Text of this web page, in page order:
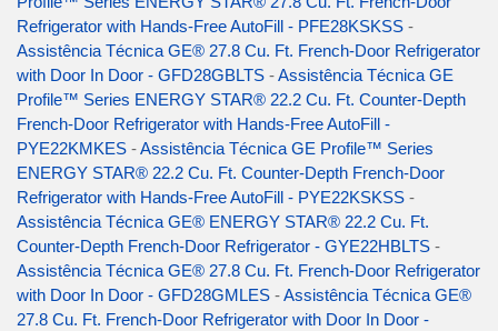
Refrigerator with Hands-Free AutoFill - PFE28KSKSS -
Assistência Técnica GE® 27.8 Cu. Ft. French-Door Refrigerator
with Door In Door - GFD28GBLTS -Assistência Técnica GE
Profile™ Series ENERGY STAR® 22.2 Cu. Ft. Counter-Depth
French-Door Refrigerator with Hands-Free AutoFill -
PYE22KMKES -Assistência Técnica GE Profile™ Series
ENERGY STAR® 22.2 Cu. Ft. Counter-Depth French-Door
Refrigerator with Hands-Free AutoFill - PYE22KSKSS -
Assistência Técnica GE® ENERGY STAR® 22.2 Cu. Ft.
Counter-Depth French-Door Refrigerator - GYE22HBLTS -
Assistência Técnica GE® 27.8 Cu. Ft. French-Door Refrigerator
with Door In Door - GFD28GMLES -Assistência Técnica GE®
27.8 Cu. Ft. French-Door Refrigerator with Door In Door -